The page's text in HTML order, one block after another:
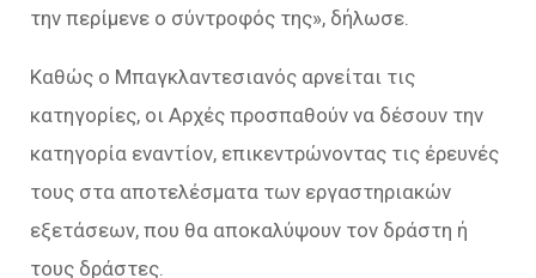
την περίμενε ο σύντροφός της», δήλωσε.
Καθώς ο Μπαγκλαντεσιανός αρνείται τις
κατηγορίες, οι Αρχές προσπαθούν να δέσουν την
κατηγορία εναντίον, επικεντρώνοντας τις έρευνές
τους στα αποτελέσματα των εργαστηριακών
εξετάσεων, που θα αποκαλύψουν τον δράστη ή
τους δράστες.